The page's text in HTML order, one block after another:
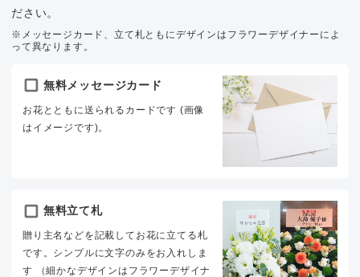
ださい。
※メッセージカード、立て札ともにデザインはフラワーデザイナーによ
って異なります。
無料メッセージカード
お花とともに送られるカードです (画像
はイメージです)。
無料立て札
贈り主名などを記載してお花に立てる札
です。シンプルに文字のみをお入れしま
す （細かなデザインはフラワーデザイナ